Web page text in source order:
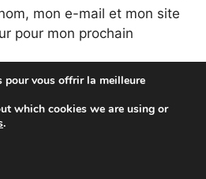
mon e-mail et mon site
pour mon prochain
pour vous offrir la meilleure
which cookies we are using or
.